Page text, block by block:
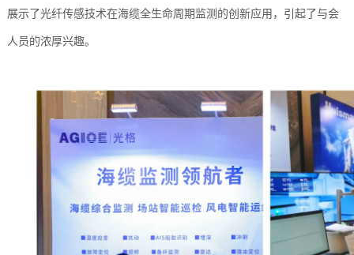
展示了光纤传感技术在海缆全生命周期监测的创新应用，引起了与会
人员的浓厚兴趣。